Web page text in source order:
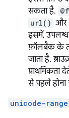
सकता है.
url() और
इसमें, उपलब्ध
फ़ॉलबैक के
जाता है.
प्राथमिकता
से पहले होना
unicode-range